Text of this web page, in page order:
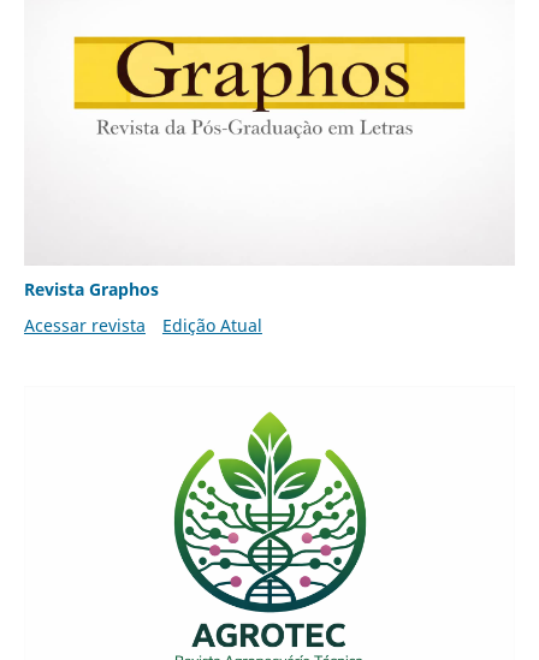
Revista Graphos
Acessar revista
Edição Atual